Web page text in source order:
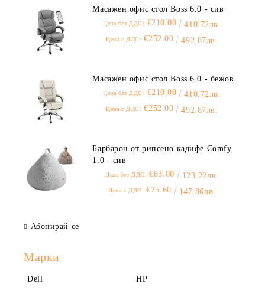
Масажен офис стол Boss 6.0 - сив
Цена без ДДС: €210.00 410.72лв.
Цена с ДДС: €252.00 492.87лв.
Масажен офис стол Boss 6.0 - бежов
Цена без ДДС: €210.00 410.72лв.
Цена с ДДС: €252.00 492.87лв.
Барбарон от рипсено кадифе Comfy
1.0 - сив
Цена без ДДС: €63.00 123.22лв.
Цена с ДДС: €75.60 147.86лв.
Абонирай се
Марки
Dell HP